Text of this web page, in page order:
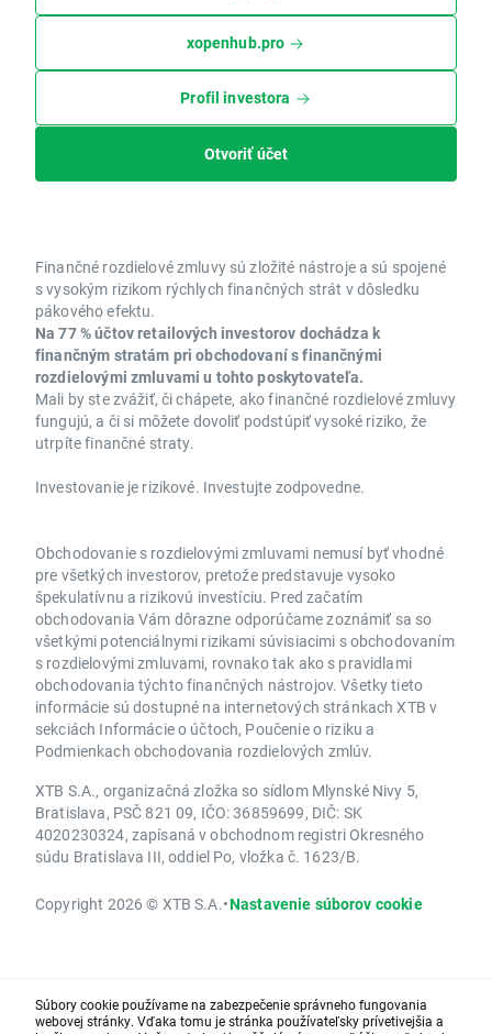
xopenhub.pro
Profil investora
Otvoriť účet
Finančné rozdielové zmluvy sú zložité nástroje a sú spojené
s vysokým rizikom rýchlych finančných strát v dôsledku
pákového efektu.
Na 77 % účtov retailových investorov dochádza k
finančným stratám pri obchodovaní s finančnými
rozdielovými zmluvami u tohto poskytovateľa.
Mali by ste zvážiť, či chápete, ako finančné rozdielové zmluvy
fungujú, a či si môžete dovoliť podstúpiť vysoké riziko, že
utrpíte finančné straty.
Investovanie je rizikové. Investujte zodpovedne.
Obchodovanie s rozdielovými zmluvami nemusí byť vhodné
pre všetkých investorov, pretože predstavuje vysoko
špekulatívnu a rizikovú investíciu. Pred začatím
obchodovania Vám dôrazne odporúčame zoznámiť sa so
všetkými potenciálnymi rizikami súvisiacimi s obchodovaním
s rozdielovými zmluvami, rovnako tak ako s pravidlami
obchodovania týchto finančných nástrojov. Všetky tieto
informácie sú dostupné na internetových stránkach XTB v
sekciách Informácie o účtoch, Poučenie o riziku a
Podmienkach obchodovania rozdielových zmlúv.
XTB S.A., organizačná zložka so sídlom Mlynské Nivy 5,
Bratislava, PSČ 821 09, IČO: 36859699, DIČ: SK
4020230324, zapísaná v obchodnom registri Okresného
súdu Bratislava III, oddiel Po, vložka č. 1623/B.
Copyright 2026 © XTB S.A.•Nastavenie súborov cookie
Súbory cookie používame na zabezpečenie správneho fungovania
webovej stránky. Vďaka tomu je stránka používateľsky prívetivejšia a